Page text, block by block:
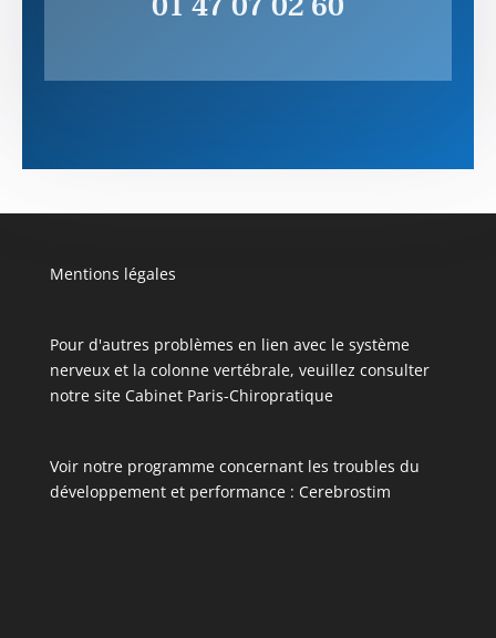
Mentions légales
Pour d'autres problèmes en lien avec le système
nerveux et la colonne vertébrale, veuillez consulter
notre site Cabinet Paris-Chiropratique
Voir notre programme concernant les troubles du
développement et performance : Cerebrostim